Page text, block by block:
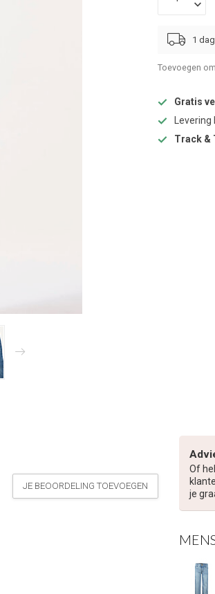
1 dag
Toevoegen
Gratis
Track &
JE BEOORDELING TOEVOEGEN
Of
je